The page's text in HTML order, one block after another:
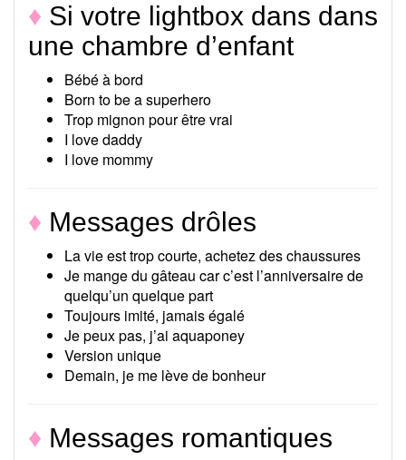
♦ Si votre lightbox dans dans
une chambre d’enfant
Bébé à bord
Born to be a superhero
Trop mignon pour être vrai
I love daddy
I love mommy
♦ Messages drôles
La vie est trop courte, achetez des chaussures
Je mange du gâteau car c’est l’anniversaire de
quelqu’un quelque part
Toujours imité, jamais égalé
Je peux pas, j’ai aquaponey
Version unique
Demain, je me lève de bonheur
♦ Messages romantiques